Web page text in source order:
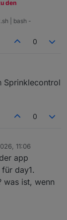
den
| bash -
0
Sprinklecontrol
0
11:06
app
day1.
was ist, wenn